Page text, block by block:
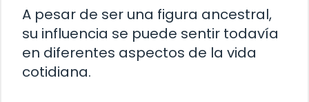
A pesar de ser una figura ancestral,
su influencia se puede sentir todavía
en diferentes aspectos de la vida
cotidiana.